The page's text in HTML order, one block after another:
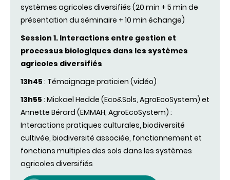
systèmes agricoles diversifiés (20 min + 5 min de
présentation du séminaire + 10 min échange)
Session 1. Interactions entre gestion et
processus biologiques dans les systèmes
agricoles diversifiés
13h45 : Témoignage praticien (vidéo)
13h55 : Mickael Hedde (Eco&Sols, AgroEcoSystem) et
Annette Bérard (EMMAH, AgroEcoSystem) :
Interactions pratiques culturales, biodiversité
cultivée, biodiversité associée, fonctionnement et
fonctions multiples des sols dans les systèmes
agricoles diversifiés